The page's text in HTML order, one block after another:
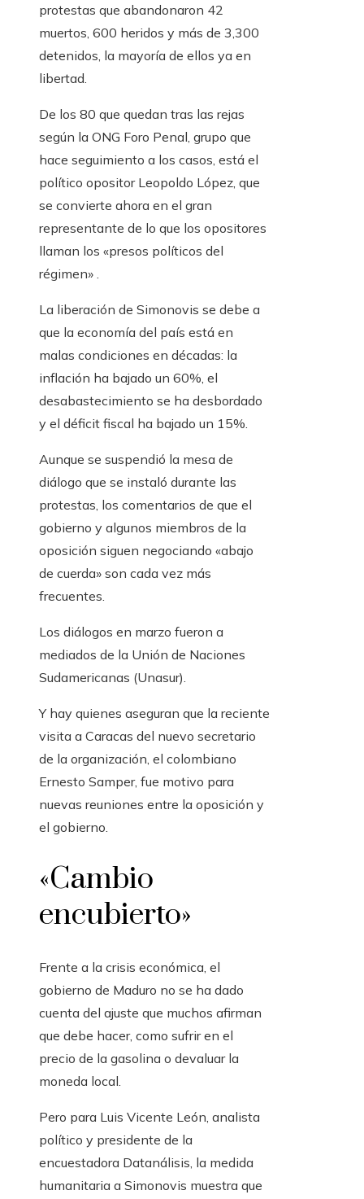
protestas que abandonaron 42
muertos, 600 heridos y más de 3,300
detenidos, la mayoría de ellos ya en
libertad.
De los 80 que quedan tras las rejas
según la ONG Foro Penal, grupo que
hace seguimiento a los casos, está el
político opositor Leopoldo López, que
se convierte ahora en el gran
representante de lo que los opositores
llaman los «presos políticos del
régimen» .
La liberación de Simonovis se debe a
que la economía del país está en
malas condiciones en décadas: la
inflación ha bajado un 60%, el
desabastecimiento se ha desbordado
y el déficit fiscal ha bajado un 15%.
Aunque se suspendió la mesa de
diálogo que se instaló durante las
protestas, los comentarios de que el
gobierno y algunos miembros de la
oposición siguen negociando «abajo
de cuerda» son cada vez más
frecuentes.
Los diálogos en marzo fueron a
mediados de la Unión de Naciones
Sudamericanas (Unasur).
Y hay quienes aseguran que la reciente
visita a Caracas del nuevo secretario
de la organización, el colombiano
Ernesto Samper, fue motivo para
nuevas reuniones entre la oposición y
el gobierno.
«Cambio
encubierto»
Frente a la crisis económica, el
gobierno de Maduro no se ha dado
cuenta del ajuste que muchos afirman
que debe hacer, como sufrir en el
precio de la gasolina o devaluar la
moneda local.
Pero para Luis Vicente León, analista
político y presidente de la
encuestadora Datanálisis, la medida
humanitaria a Simonovis muestra que